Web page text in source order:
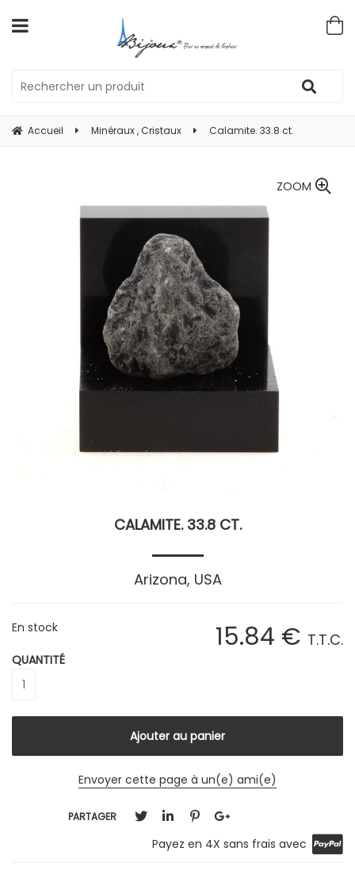
Accueil Minéraux , Cristaux Calamite. 33.8 ct.
ZOOM
CALAMITE. 33.8 CT.
Arizona, USA
15.84 € T.T.C.
En stock
QUANTITÉ
Envoyer cette page à un(e) ami(e)
PARTAGER
Payez en 4X sans frais avec